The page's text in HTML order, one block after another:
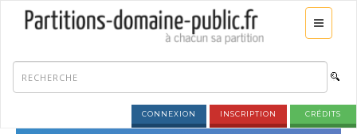
CONNEXION INSCRIPTION CRÉDITS